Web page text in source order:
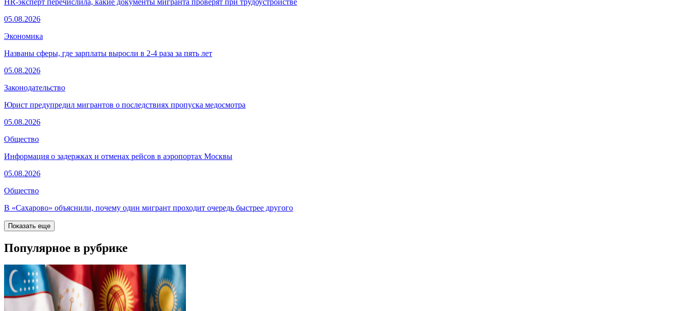
05.08.2026
Экономика
Названы сферы, где зарплаты выросли в 2-4 раза за пять лет
05.08.2026
Законодательство
Юрист предупредил мигрантов о последствиях пропуска медосмотра
05.08.2026
Общество
Информация о задержках и отменах рейсов в аэропортах Москвы
05.08.2026
Общество
В «Сахарово» объяснили, почему один мигрант проходит очередь быстрее другого
Показать еще
Популярное в рубрике